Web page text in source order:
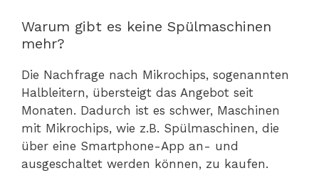
Warum gibt es keine Spülmaschinen
mehr?
Die Nachfrage nach Mikrochips, sogenannten
Halbleitern, übersteigt das Angebot seit
Monaten. Dadurch ist es schwer, Maschinen
mit Mikrochips, wie z.B. Spülmaschinen, die
über eine Smartphone-App an- und
ausgeschaltet werden können, zu kaufen.